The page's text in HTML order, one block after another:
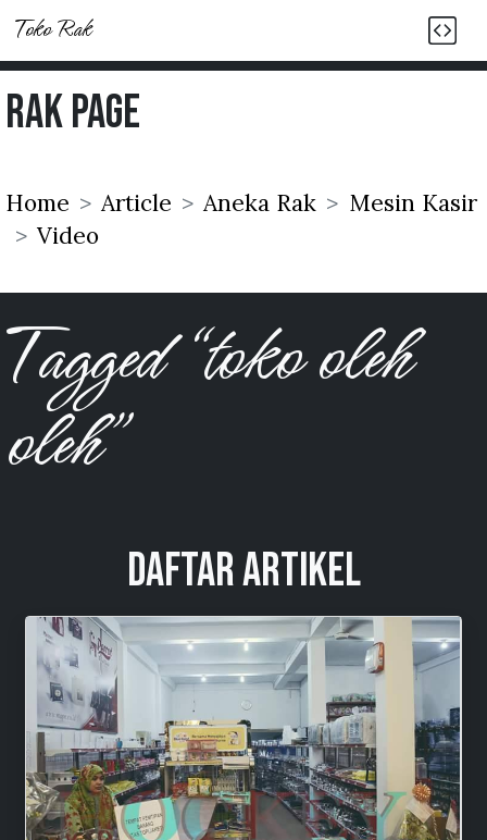
Toko Rak
Rak Page
Home Article Aneka Rak
Mesin Kasir
Video
Tagged “toko oleh
oleh”
Daftar Artikel